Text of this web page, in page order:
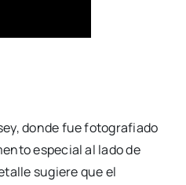
donde fue fotografiado
especial al lado de
sugiere que el